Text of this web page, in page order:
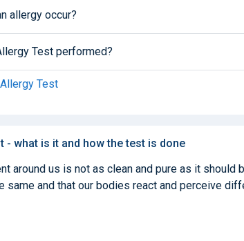
allergy occur?
Test performed?
Test
- what is it and how the test is done
around us is not as clean and pure as it
same and that our bodies react and perceive